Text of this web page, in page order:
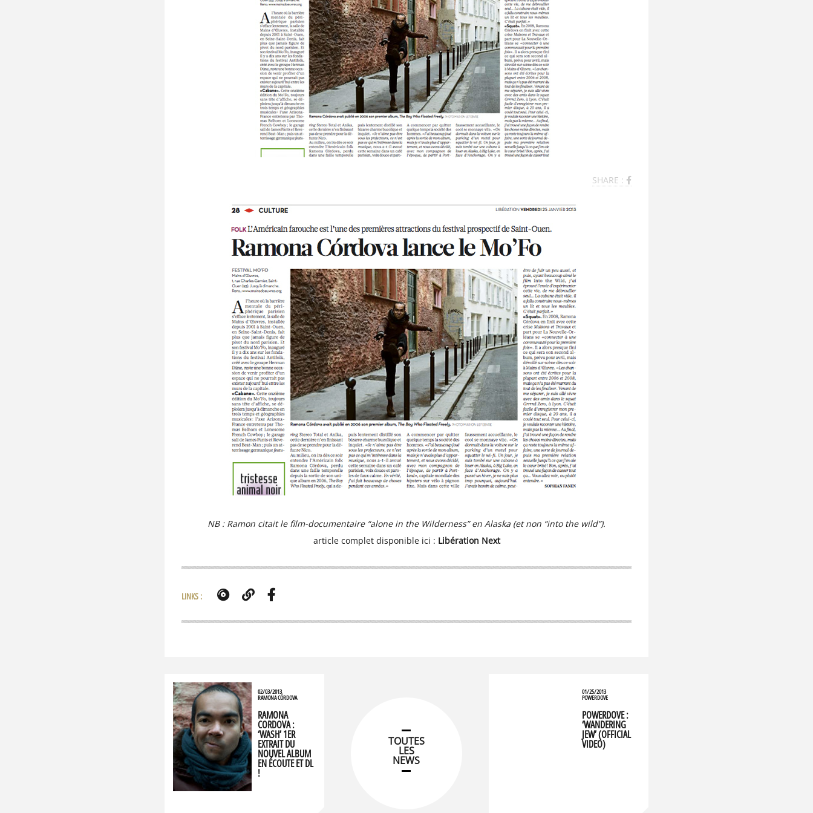
SHARE :
NB : Ramon citait le film-documentaire “alone in the Wilderness” en Alaska (et non “into the wild”).
article complet disponible ici : Libération Next
LINKS :
02/03/2013
RAMONA CÓRDOVA
RAMONA
CORDOVA :
‘WASH’ 1ER
EXTRAIT DU
NOUVEL ALBUM
EN ÉCOUTE ET DL
!
TOUTES
LES
NEWS
01/25/2013
POWERDOVE
POWERDOVE :
‘WANDERING
JEW’ (OFFICIAL
VIDEO)